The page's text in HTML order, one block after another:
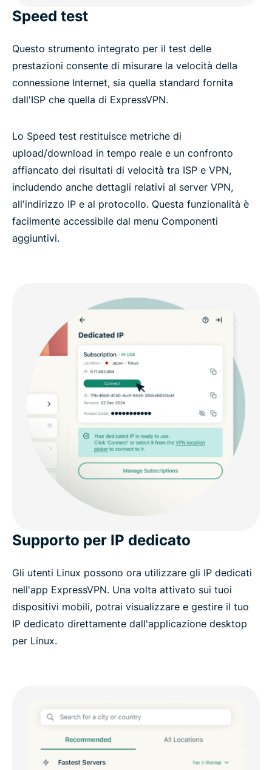
Speed test
Questo strumento integrato per il test delle
prestazioni consente di misurare la velocità della
connessione Internet, sia quella standard fornita
dall'ISP che quella di ExpressVPN.
Lo Speed test restituisce metriche di
upload/download in tempo reale e un confronto
affiancato dei risultati di velocità tra ISP e VPN,
includendo anche dettagli relativi al server VPN,
all'indirizzo IP e al protocollo. Questa funzionalità è
facilmente accessibile dal menu Componenti
aggiuntivi.
Supporto per IP dedicato
Gli utenti Linux possono ora utilizzare gli IP dedicati
nell'app ExpressVPN. Una volta attivato sui tuoi
dispositivi mobili, potrai visualizzare e gestire il tuo
IP dedicato direttamente dall'applicazione desktop
per Linux.